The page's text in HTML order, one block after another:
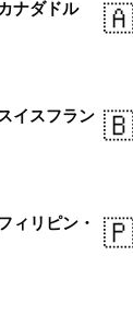
ナダドル
イスフラン
ィリピン・